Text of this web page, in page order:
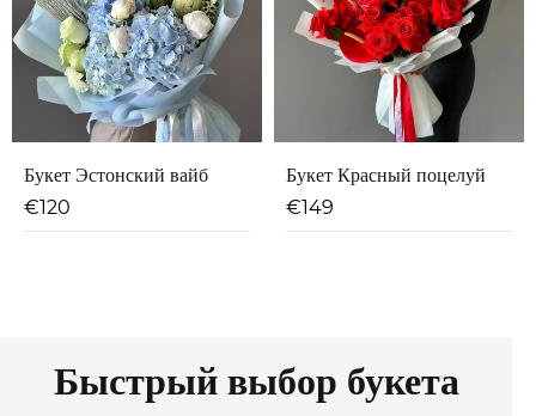
Букет Эстонский вайб
€120
Букет Красный поцелуй
€149
Быстрый выбор букета